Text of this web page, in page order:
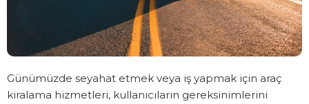
Günümüzde seyahat etmek veya iş yapmak için araç
kiralama hizmetleri, kullanıcıların gereksinimlerini